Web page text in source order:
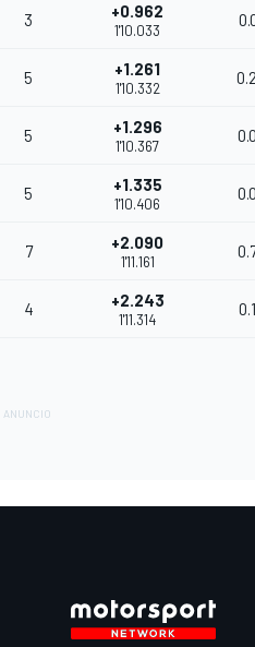
3 +0.962
1'10.033
5 +1.261
1'10.332
5 +1.296
1'10.367
5 +1.335
1'10.406
7 +2.090
1'11.161
4 +2.243
1'11.314